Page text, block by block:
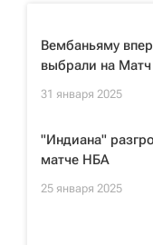
Вембаньяму
выбрали на
31 января 2025
"Индиана"
матче НБА
25 января 2025